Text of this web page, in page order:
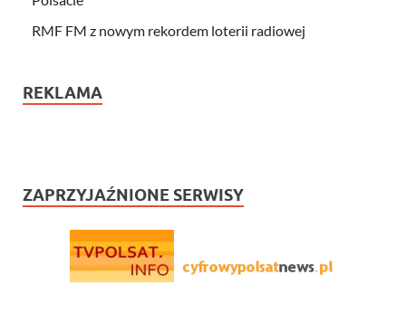
RMF FM z nowym rekordem loterii radiowej
REKLAMA
ZAPRZYJAŹNIONE SERWISY